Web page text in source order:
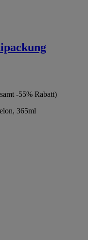
-55% Rabatt)
365ml